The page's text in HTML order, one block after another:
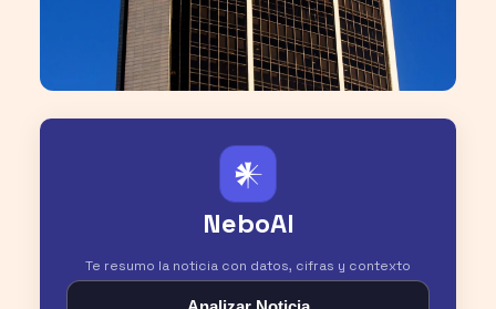
𒀭
NeboAI
Te resumo la noticia con datos, cifras y contexto